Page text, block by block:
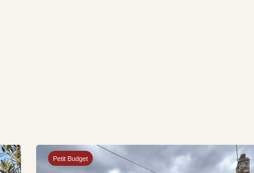
Petit Budget